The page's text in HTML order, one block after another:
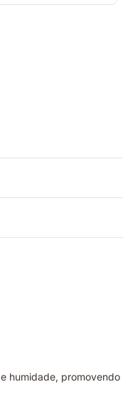
humidade, promovendo